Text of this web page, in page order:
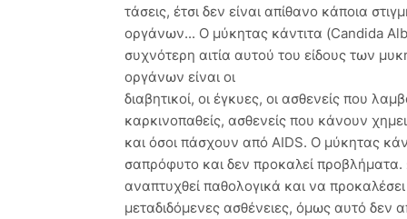
τάσεις, έτσι δεν είναι απίθανο κάποια
οργάνων... Ο μύκητας κάντιτα (Candida
συχνότερη αιτία αυτού του είδους των
οργάνων είναι οι
διαβητικοί, οι έγκυες, οι ασθενείς που
καρκινοπαθείς, ασθενείς που κάνουν
και όσοι πάσχουν από AIDS. Ο μύκητας
σαπρόφυτο και δεν προκαλεί
αναπτυχθεί παθολογικά και να
μεταδιδόμενες ασθένειες, όμως αυτό δεν